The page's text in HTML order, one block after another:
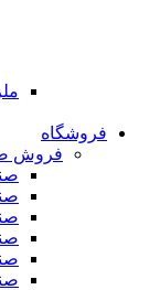
فروشگاه
فروش